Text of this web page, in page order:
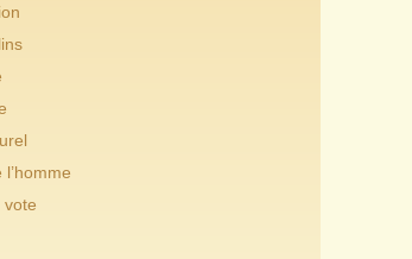
l’homme
vote